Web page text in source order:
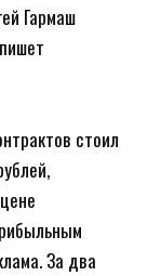
Гармаш
стоил
За два